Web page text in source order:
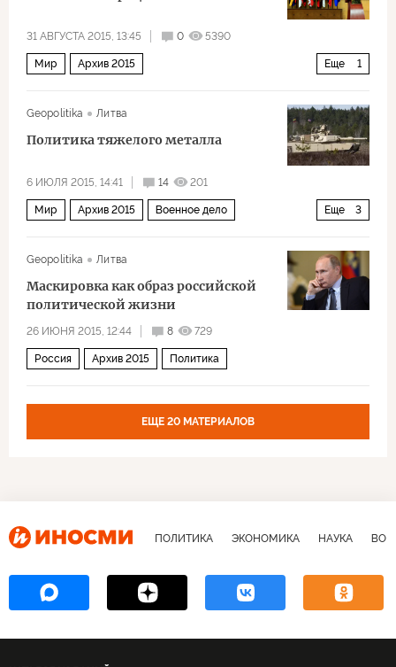
31 АВГУСТА 2015, 13:45 0 5390
Еще 1
Мир Архив 2015
Geopolitika
Литва
Политика тяжелого металла
6 ИЮЛЯ 2015, 14:41 14 201
Еще 3
Мир Архив 2015 Военное дело
Geopolitika
Литва
Маскировка как образ российской
политической жизни
26 ИЮНЯ 2015, 12:44 8 729
Россия Архив 2015 Политика
ЕЩЕ 20 МАТЕРИАЛОВ
ПОЛИТИКА ЭКОНОМИКА НАУКА